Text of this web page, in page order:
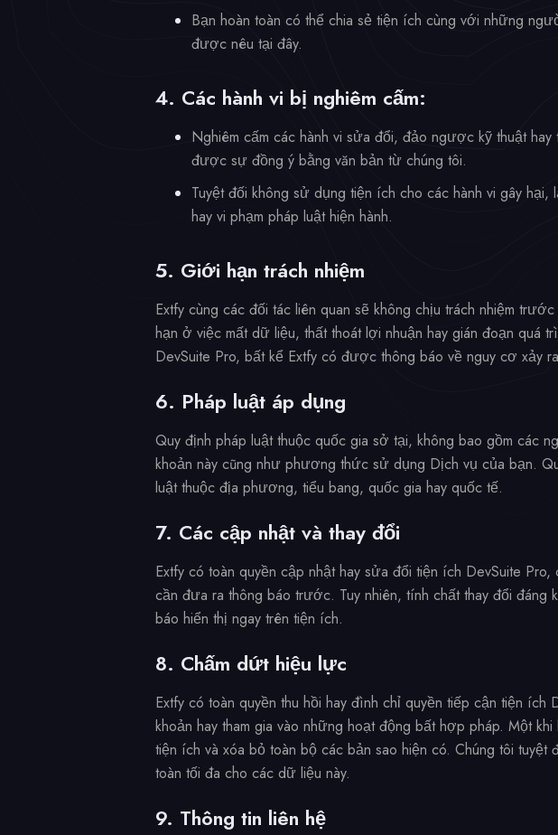
Bạn hoàn toàn có thể chia sẻ tiện ích cùng với những
được nêu tại đây.
4. Các hành vi bị nghiêm cấm:
Nghiêm cấm các hành vi sửa đổi, đảo ngược kỹ thuật
được sự đồng ý bằng văn bản từ chúng tôi.
Tuyệt đối không sử dụng tiện ích cho các hành vi gây
hay vi phạm pháp luật hiện hành.
5. Giới hạn trách nhiệm
Extfy cùng các đối tác liên quan sẽ không chịu trách nhiệm
hạn ở việc mất dữ liệu, thất thoát lợi nhuận hay gián đoạn quá
DevSuite Pro, bất kể Extfy có được thông báo về nguy cơ xảy
6. Pháp luật áp dụng
Quy định pháp luật thuộc quốc gia sở tại, không bao gồm các
khoản này cũng như phương thức sử dụng Dịch vụ của bạn.
luật thuộc địa phương, tiểu bang, quốc gia hay quốc tế.
7. Các cập nhật và thay đổi
Extfy có toàn quyền cập nhật hay sửa đổi tiện ích DevSuite
cần đưa ra thông báo trước. Tuy nhiên, tính chất thay đổi
báo hiển thị ngay trên tiện ích.
8. Chấm dứt hiệu lực
Extfy có toàn quyền thu hồi hay đình chỉ quyền tiếp cận tiện
khoản hay tham gia vào những hoạt động bất hợp pháp. Một
tiện ích và xóa bỏ toàn bộ các bản sao hiện có. Chúng tôi
toàn tối đa cho các dữ liệu này.
9. Thông tin liên hệ